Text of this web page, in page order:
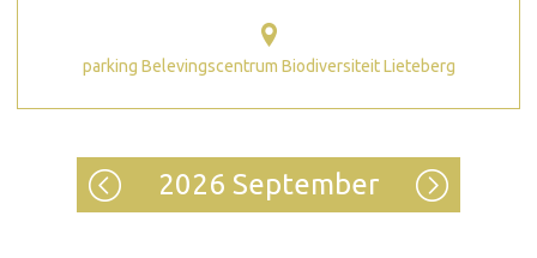
parking Belevingscentrum Biodiversiteit Lieteberg
2026 September